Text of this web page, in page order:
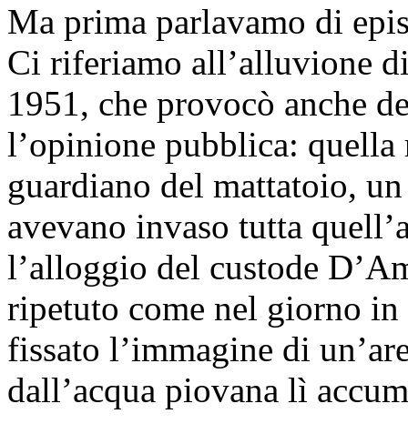
Ma prima parlavamo di
Ci riferiamo all’alluvione
1951, che provocò anche
l’opinione pubblica:
guardiano del mattatoio,
avevano invaso tutta
l’alloggio del custode
ripetuto come nel giorno
fissato l’immagine di
dall’acqua piovana lì